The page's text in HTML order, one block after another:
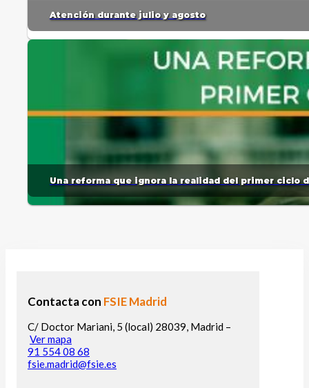
Atención durante julio y agosto
Una reforma que ignora la realidad del primer ciclo
Contacta con FSIE Madrid
C/ Doctor Mariani, 5 (local) 28039, Madrid –
Ver mapa
91 554 08 68
fsie.madrid@fsie.es